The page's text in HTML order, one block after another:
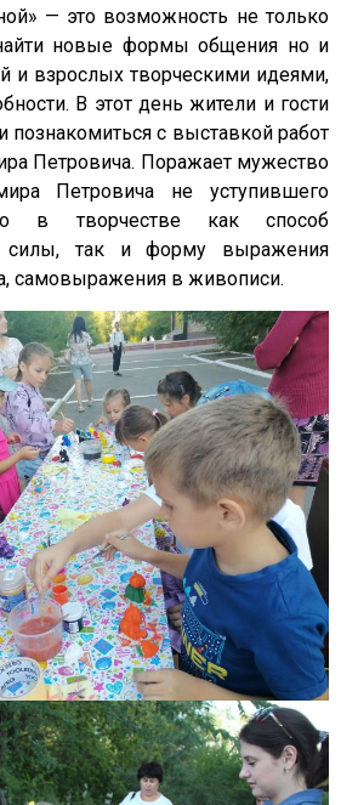
— это возможность не только
новые формы общения но и
и взрослых творческими идеями,
В этот день жители и гости
познакомиться с выставкой работ
Петровича. Поражает мужество
Петровича не уступившего
в творчестве как способ
силы, так и форму выражения
самовыражения в живописи.